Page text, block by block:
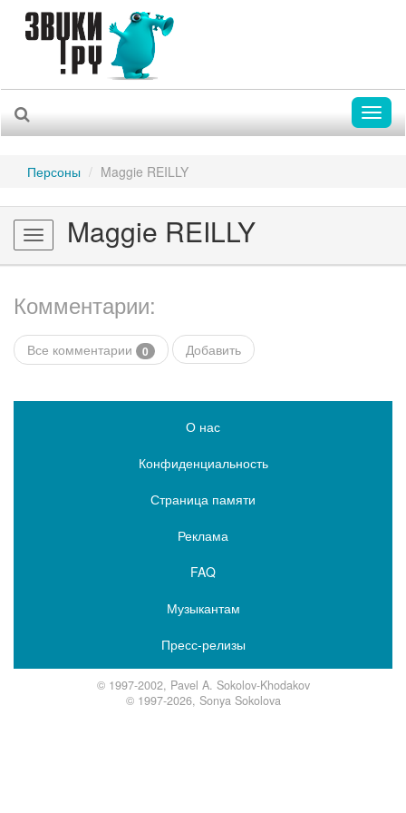
Персоны Maggie REILLY
Toggle
navigation
Maggie REILLY
Комментарии:
Все комментарии 0 Добавить
О нас
Конфиденциальность
Страница памяти
Реклама
FAQ
Музыкантам
Пресс-релизы
© 1997-2002, Pavel A. Sokolov-Khodakov
© 1997-2026, Sonya Sokolova